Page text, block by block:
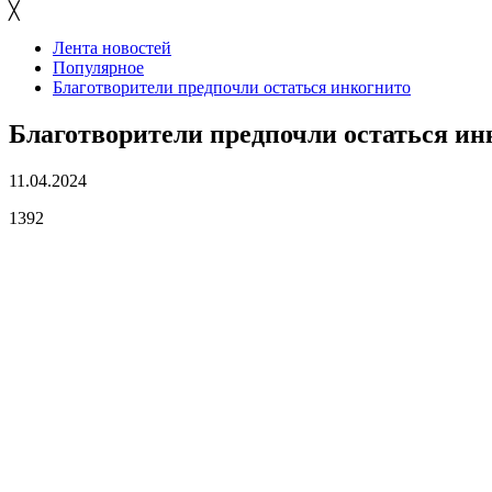
╳
Лента новостей
Популярное
Благотворители предпочли остаться инкогнито
Благотворители предпочли остаться
11.04.2024
1392